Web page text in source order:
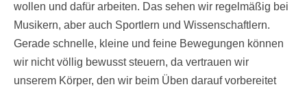
wollen und dafür arbeiten. Das sehen wir regelmäßig bei
Musikern, aber auch Sportlern und Wissenschaftlern.
Gerade schnelle, kleine und feine Bewegungen können
wir nicht völlig bewusst steuern, da vertrauen wir
unserem Körper, den wir beim Üben darauf vorbereitet